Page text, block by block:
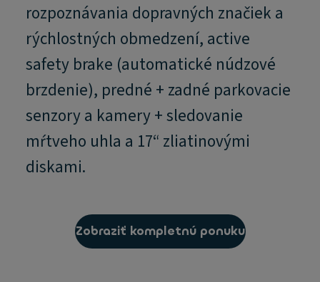
rozpoznávania dopravných značiek a
rýchlostných obmedzení, active
safety brake (automatické núdzové
brzdenie), predné + zadné parkovacie
senzory a kamery + sledovanie
mŕtveho uhla a 17“ zliatinovými
diskami.
Zobraziť kompletnú ponuku